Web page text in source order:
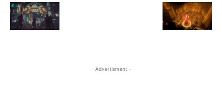
- Advertisment -